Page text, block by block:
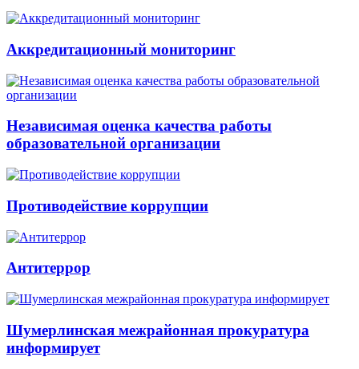
Аккредитационный мониторинг
Независимая оценка качества работы
образовательной организации
Противодействие коррупции
Антитеррор
Шумерлинская межрайонная прокуратура
информирует